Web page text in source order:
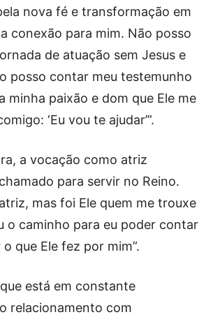
nova fé e transformação em
conexão para mim. Não posso
de atuação sem Jesus e
posso contar meu testemunho
minha paixão e dom que Ele me
‘Eu vou te ajudar’”.
a vocação como atriz
para servir no Reino.
mas foi Ele quem me trouxe
o caminho para eu poder contar
que Ele fez por mim”.
está em constante
relacionamento com